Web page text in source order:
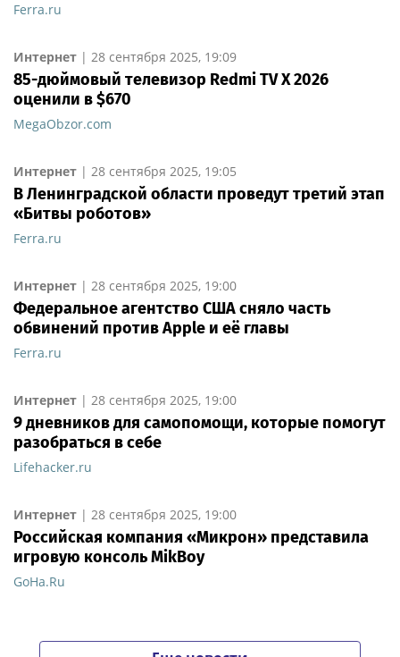
Ferra.ru
Интернет | 28 сентября 2025, 19:09
85-дюймовый телевизор Redmi TV X 2026
оценили в $670
MegaObzor.com
Интернет | 28 сентября 2025, 19:05
В Ленинградской области проведут третий этап
«Битвы роботов»
Ferra.ru
Интернет | 28 сентября 2025, 19:00
Федеральное агентство США сняло часть
обвинений против Apple и её главы
Ferra.ru
Интернет | 28 сентября 2025, 19:00
9 дневников для самопомощи, которые помогут
разобраться в себе
Lifehacker.ru
Интернет | 28 сентября 2025, 19:00
Российская компания «Микрон» представила
игровую консоль MikBoy
GoHa.Ru